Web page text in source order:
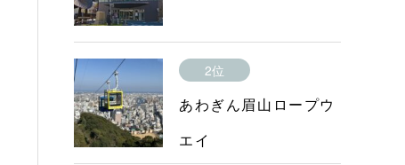
2位
あわぎん眉山ロープウ
エイ